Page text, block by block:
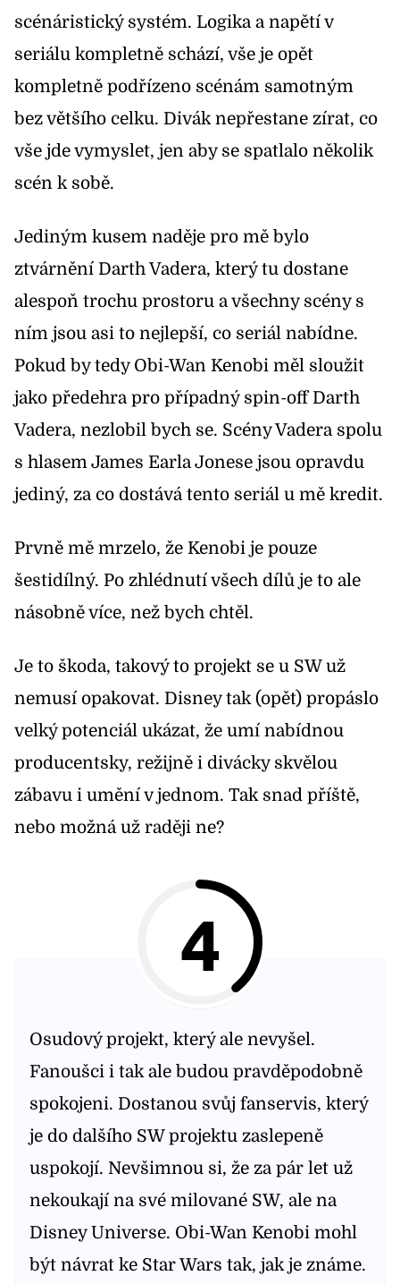
scénáristický systém. Logika a napětí v
seriálu kompletně schází, vše je opět
kompletně podřízeno scénám samotným
bez většího celku. Divák nepřestane zírat, co
vše jde vymyslet, jen aby se spatlalo několik
scén k sobě.
Jediným kusem naděje pro mě bylo
ztvárnění Darth Vadera, který tu dostane
alespoň trochu prostoru a všechny scény s
ním jsou asi to nejlepší, co seriál nabídne.
Pokud by tedy Obi-Wan Kenobi měl sloužit
jako předehra pro případný spin-off Darth
Vadera, nezlobil bych se. Scény Vadera spolu
s hlasem James Earla Jonese jsou opravdu
jediný, za co dostává tento seriál u mě kredit.
Prvně mě mrzelo, že Kenobi je pouze
šestidílný. Po zhlédnutí všech dílů je to ale
násobně více, než bych chtěl.
Je to škoda, takový to projekt se u SW už
nemusí opakovat. Disney tak (opět) propáslo
velký potenciál ukázat, že umí nabídnou
producentsky, režijně i divácky skvělou
zábavu i umění v jednom. Tak snad příště,
nebo možná už raději ne?
4
Osudový projekt, který ale nevyšel.
Fanoušci i tak ale budou pravděpodobně
spokojeni. Dostanou svůj fanservis, který
je do dalšího SW projektu zaslepeně
uspokojí. Nevšimnou si, že za pár let už
nekoukají na své milované SW, ale na
Disney Universe. Obi-Wan Kenobi mohl
být návrat ke Star Wars tak, jak je známe.